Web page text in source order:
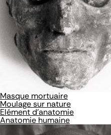
Masque mortuaire
Moulage sur nature
Elément d'anatomie
Anatomie humaine